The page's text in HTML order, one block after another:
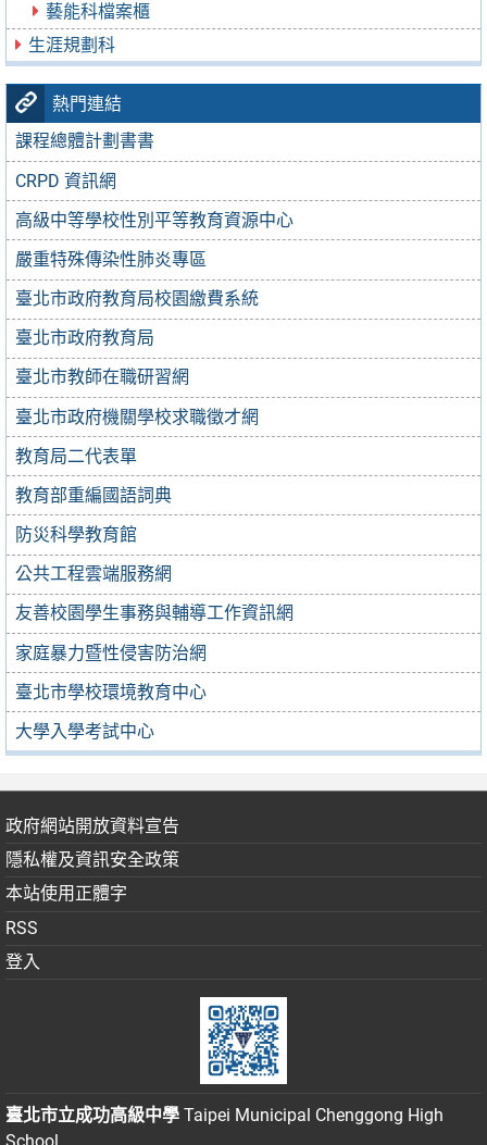
藝能科檔案櫃
生涯規劃科
熱門連結
課程總體計劃書書
CRPD 資訊網
高級中等學校性別平等教育資源中心
嚴重特殊傳染性肺炎專區
臺北市政府教育局校園繳費系統
臺北市政府教育局
臺北市教師在職研習網
臺北市政府機關學校求職徵才網
教育局二代表單
教育部重編國語詞典
防災科學教育館
公共工程雲端服務網
友善校園學生事務與輔導工作資訊網
家庭暴力暨性侵害防治網
臺北市學校環境教育中心
大學入學考試中心
政府網站開放資料宣告
隱私權及資訊安全政策
本站使用正體字
RSS
登入
臺北市立成功高級中學 Taipei Municipal Chenggong High